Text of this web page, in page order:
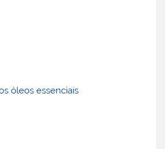
óleos essenciais